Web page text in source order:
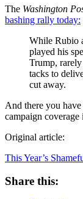
The Washington
bashing rally today:
While Rubio
played his
Trump,
tacks to
cut away.
And there you
campaign coverage
Original article:
This Year’s
Share this: